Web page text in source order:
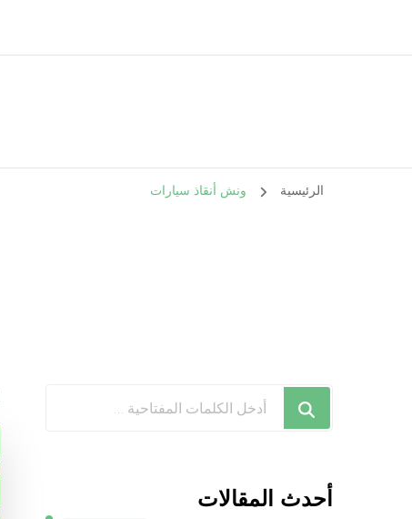
الرئيسية ونش أنقاذ سيارات
تبحث
شيء
ما؟
أحدث المقالات